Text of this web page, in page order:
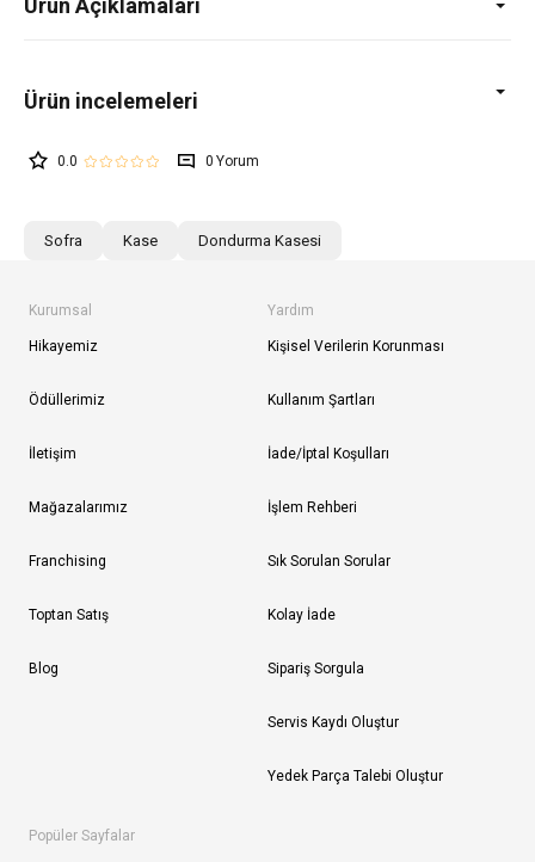
Ürün Açıklamaları
0.0 0
Sofra Kase Dondurma Kasesi
Kurumsal
Hikayemiz
Ödüllerimiz
İletişim
Mağazalarımız
Franchising
Toptan Satış
Blog
Yardım
Kişisel Verilerin Korunması
Kullanım Şartları
İade/İptal Koşulları
İşlem Rehberi
Sık Sorulan Sorular
Kolay İade
Sipariş Sorgula
Servis Kaydı Oluştur
Yedek Parça Talebi Oluştur
Popüler Sayfalar